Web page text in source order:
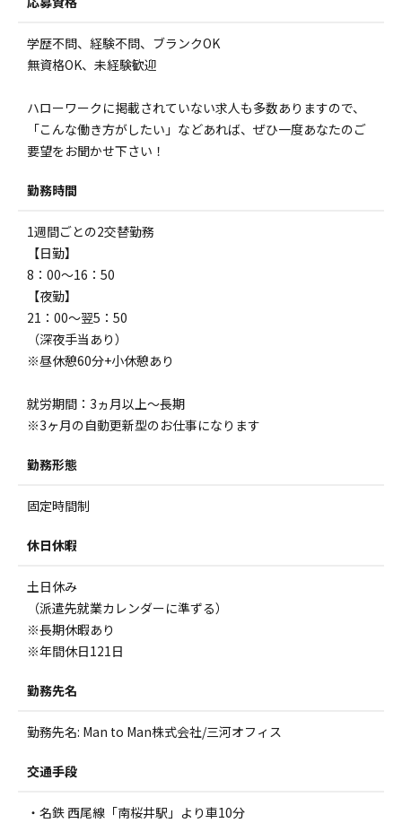
学歴不問、経験不問、ブランクOK
無資格OK、未経験歓迎
ハローワークに掲載されていない求人も多数ありますので、
「こんな働き方がしたい」などあれば、ぜひ一度あなたのご
要望をお聞かせ下さい！
勤務時間
1週間ごとの2交替勤務
【日勤】
8：00～16：50
【夜勤】
21：00～翌5：50
（深夜手当あり）
※昼休憩60分+小休憩あり
就労期間：3ヵ月以上～長期
※3ヶ月の自動更新型のお仕事になります
勤務形態
固定時間制
休日休暇
土日休み
（派遣先就業カレンダーに準ずる）
※長期休暇あり
※年間休日121日
勤務先名
勤務先名: Man to Man株式会社/三河オフィス
交通手段
・名鉄 西尾線「南桜井駅」より車10分